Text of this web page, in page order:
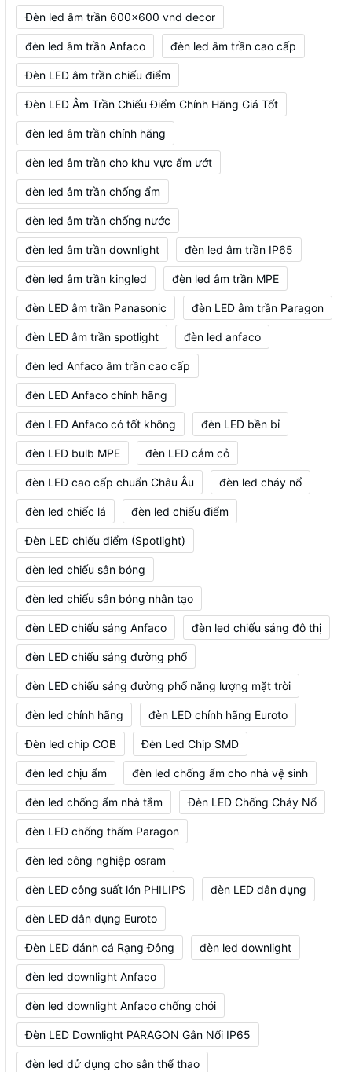
Đèn led âm trần 600x600 vnd decor
đèn led âm trần Anfaco đèn led âm trần cao cấp
Đèn LED âm trần chiếu điểm
Đèn LED Âm Trần Chiếu Điểm Chính Hãng Giá Tốt
đèn led âm trần chính hãng
đèn led âm trần cho khu vực ẩm ướt
đèn led âm trần chống ẩm
đèn led âm trần chống nước
đèn led âm trần downlight đèn led âm trần IP65
đèn led âm trần kingled đèn led âm trần MPE
đèn LED âm trần Panasonic đèn LED âm trần Paragon
đèn LED âm trần spotlight đèn led anfaco
đèn led Anfaco âm trần cao cấp
đèn LED Anfaco chính hãng
đèn LED Anfaco có tốt không đèn LED bền bỉ
đèn LED bulb MPE đèn LED cắm cỏ
đèn LED cao cấp chuẩn Châu Âu đèn led cháy nổ
đèn led chiếc lá đèn led chiếu điểm
Đèn LED chiếu điểm (Spotlight)
đèn led chiếu sân bóng
đèn led chiếu sân bóng nhân tạo
đèn LED chiếu sáng Anfaco đèn led chiếu sáng đô thị
đèn LED chiếu sáng đường phố
đèn LED chiếu sáng đường phố năng lượng mặt trời
đèn led chính hãng đèn LED chính hãng Euroto
Đèn led chip COB Đèn Led Chip SMD
đèn led chịu ẩm đèn led chống ẩm cho nhà vệ sinh
đèn led chống ẩm nhà tắm Đèn LED Chống Cháy Nổ
đèn LED chống thấm Paragon
đèn led công nghiệp osram
đèn LED công suất lớn PHILIPS đèn LED dân dụng
đèn LED dân dụng Euroto
Đèn LED đánh cá Rạng Đông đèn led downlight
đèn led downlight Anfaco
đèn led downlight Anfaco chống chói
Đèn LED Downlight PARAGON Gắn Nổi IP65
đèn led dử dụng cho sân thể thao